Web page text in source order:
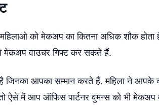
को मेकअप का कितना अधिक शौक होता
मेकअप वाउचर गिफ्ट कर सकते हैं.
जिनका आपका सम्मान करते हैं. महिला ने आपके
ऐसे में आप ऑफिस पार्टनर वुमन्स को भी मेकअप